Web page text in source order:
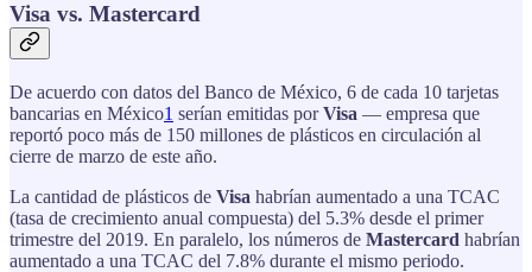
Visa vs. Mastercard
De acuerdo con datos del Banco de México, 6 de cada 10 tarjetas
bancarias en México1 serían emitidas porVisa — empresa que
reportó poco más de 150 millones de plásticos en circulación al
cierre de marzo de este año.
La cantidad de plásticos de Visa habrían aumentado a una TCAC
(tasa de crecimiento anual compuesta) del 5.3% desde el primer
trimestre del 2019. En paralelo, los números de Mastercard habrían
aumentado a una TCAC del 7.8% durante el mismo periodo.